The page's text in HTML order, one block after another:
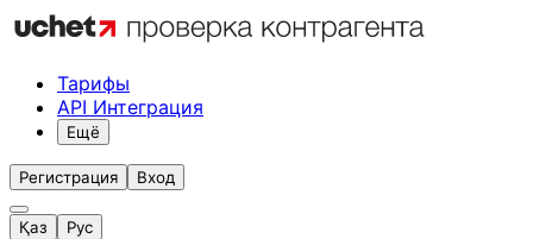
Тарифы
API Интеграция
Ещё
Регистрация Вход
Қаз Рус